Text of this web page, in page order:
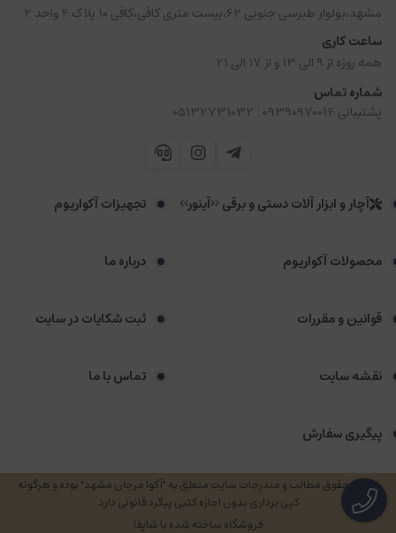
مشهد،بولوار طبرسی جنوبی 62،بیست متری کافی،کافی 10 پلاک 4 واحد 2
ساعت کاری
همه روزه از 9 الی 13 و از 17 الی 21
شماره تماس
پشتیبانی 09390970014
05132731032
آچار و ابزار آلات دستی و برقی <<آینور>> تجهیزات آکواریوم
محصولات آکواریوم درباره ما
قوانین و مقررات ثبت شکایات در سایت
نقشه سایت تماس با ما
پیگیری سفارش
تمامی حقوق مطالب و مندرجات سایت متعلق به "آکوا مرجان مشهد" بوده و هرگونه
کپی برداری بدون اجازه کتبی پیگرد قانونی دارد.
فروشگاه ساخته شده با شاپفا